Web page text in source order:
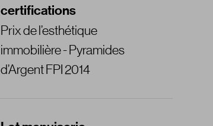
certifications
Prix de l’esthétique
immobilière - Pyramides
d’Argent FPI 2014